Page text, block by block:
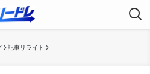
記事リライト